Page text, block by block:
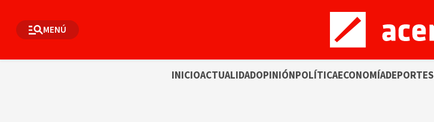
MENÚ
INICIOACTUALIDADOPINIÓNPOLÍTICAECONOMÍADEPORTES